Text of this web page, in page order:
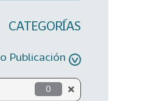
CATEGORÍAS
Publicación
0